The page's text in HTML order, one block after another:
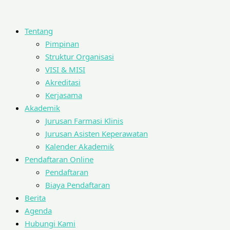
Tentang
Pimpinan
Struktur Organisasi
VISI & MISI
Akreditasi
Kerjasama
Akademik
Jurusan Farmasi Klinis
Jurusan Asisten Keperawatan
Kalender Akademik
Pendaftaran Online
Pendaftaran
Biaya Pendaftaran
Berita
Agenda
Hubungi Kami